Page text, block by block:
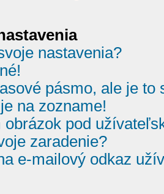
nastavenia?
pásmo, ale je to
na zozname!
obrázok pod
zaradenie?
e-mailový odkaz